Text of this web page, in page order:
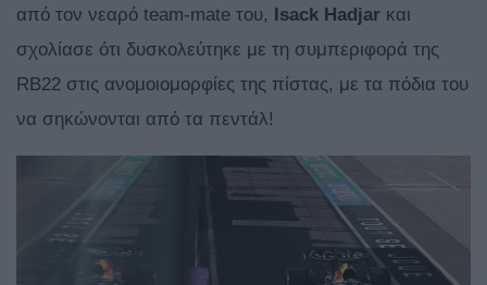
από τον νεαρό team-mate του,
Isack Hadjar και
σχολίασε ότι δυσκολεύτηκε με τη συμπεριφορά της
RB22 στις ανομοιομορφίες της πίστας, με τα πόδια του
να σηκώνονται από τα πεντάλ!